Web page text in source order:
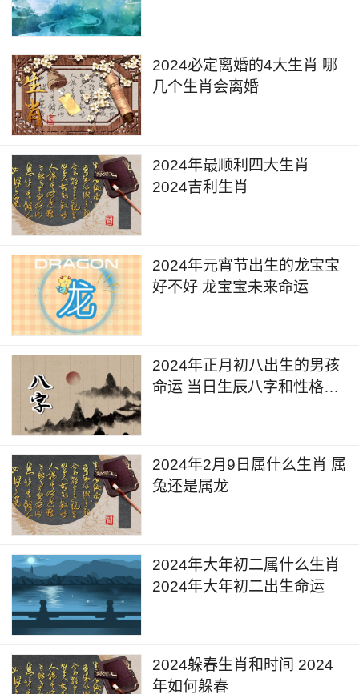
2024必定离婚的4大生肖 哪
几个生肖会离婚
2024年最顺利四大生肖
2024吉利生肖
2024年元宵节出生的龙宝宝
好不好 龙宝宝未来命运
2024年正月初八出生的男孩
命运 当日生辰八字和性格分
2024年2月9日属什么生肖 属
兔还是属龙
2024年大年初二属什么生肖
2024年大年初二出生命运
2024躲春生肖和时间 2024
年如何躲春